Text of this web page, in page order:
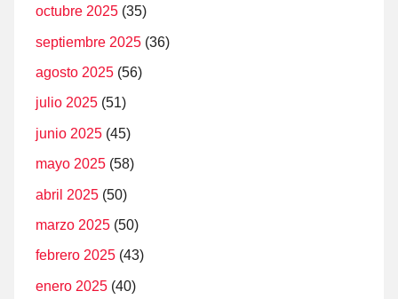
octubre 2025 (35)
septiembre 2025 (36)
agosto 2025 (56)
julio 2025 (51)
junio 2025 (45)
mayo 2025 (58)
abril 2025 (50)
marzo 2025 (50)
febrero 2025 (43)
enero 2025 (40)